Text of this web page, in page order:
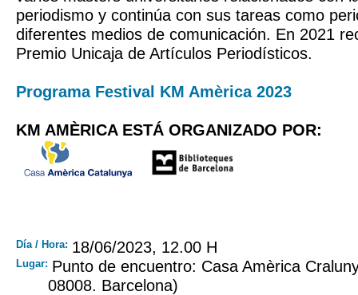
periodismo y continúa con sus tareas como
diferentes medios de comunicación. En 2021
Premio Unicaja de Artículos Periodísticos.
Programa Festival KM Amèrica 2023
KM AMÈRICA ESTÁ ORGANIZADO POR:
Día / Hora: 18/06/2023, 12.00 H
Lugar: Punto de encuentro: Casa Amèrica
08008. Barcelona)